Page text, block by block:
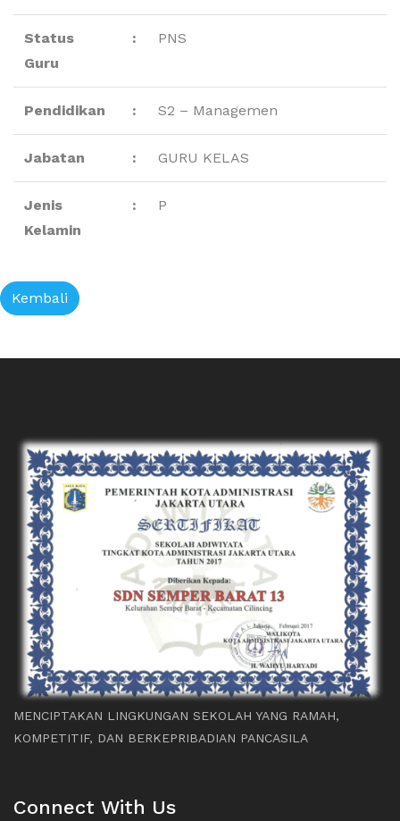
Status
Guru
: PNS
Pendidikan : S2 – Managemen
Jabatan : GURU KELAS
Jenis
Kelamin
: P
MENCIPTAKAN LINGKUNGAN SEKOLAH YANG RAMAH,
KOMPETITIF, DAN BERKEPRIBADIAN PANCASILA
Connect With Us